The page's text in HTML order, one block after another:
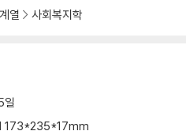
열 사회복지학
일
173*235*17mm